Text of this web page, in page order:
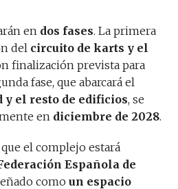
en dos fases. La primera
del circuito de karts y el
finalización prevista para
fase, que abarcará el
y el resto de edificios, se
en diciembre de 2028.
el complejo estará
Española de
como un espacio